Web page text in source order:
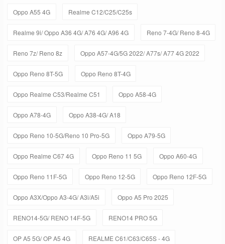
Oppo A55 4G Realme C12/C25/C25s
Realme 9i/ Oppo A36 4G/ A76 4G/ A96 4G Reno 7-4G/ Reno 8-4G
Reno 7z/ Reno 8z Oppo A57-4G/5G 2022/ A77s/ A77 4G 2022
Oppo Reno 8T-5G Oppo Reno 8T-4G
Oppo Realme C53/Realme C51 Oppo A58-4G
Oppo A78-4G Oppo A38-4G/ A18
Oppo Reno 10-5G/Reno 10 Pro-5G Oppo A79-5G
Oppo Realme C67 4G Oppo Reno 11 5G Oppo A60-4G
Oppo Reno 11F-5G Oppo Reno 12-5G Oppo Reno 12F-5G
Oppo A3X/Oppo A3-4G/ A3i/A5i Oppo A5 Pro 2025
RENO14-5G/ RENO 14F-5G RENO14 PRO 5G
OP A5 5G/ OP A5 4G REALME C61/C63/C65S - 4G